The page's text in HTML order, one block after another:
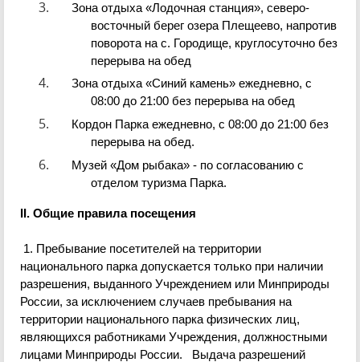
Зона отдыха «Лодочная станция», северо-
восточный берег озера Плещеево, напротив
поворота на с. Городище, круглосуточно без
перерыва на обед
Зона отдыха «Синий камень» ежедневно, с
08:00 до 21:00 без перерыва на обед
Кордон Парка ежедневно, с 08:00 до 21:00 без
перерыва на обед.
Музей «Дом рыбака» - по согласованию с
отделом туризма Парка.
II. Общие правила посещения
1. Пребывание посетителей на территории
национального парка допускается только при наличии
разрешения, выданного Учреждением или Минприроды
России, за исключением случаев пребывания на
территории национального парка физических лиц,
являющихся работниками Учреждения, должностными
лицами Минприроды России. Выдача разрешений